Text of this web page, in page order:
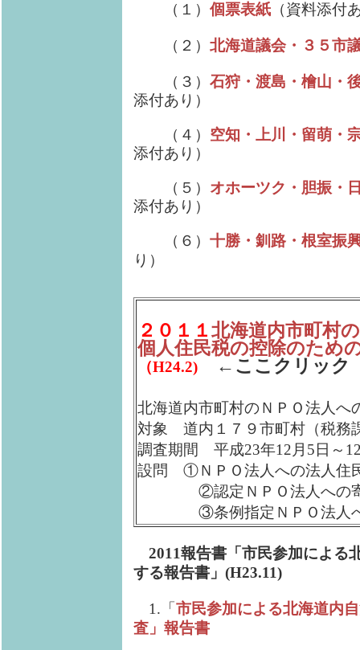
（１） 個票表紙 （資料添付
（２） 北海道議会・３５市
（３） 石狩・渡島・檜山・
添付あり）
（４） 空知・上川・留萌・
添付あり）
（５） オホーツク・胆振・
添付あり）
（６） 十勝・釧路・根室振
り）
２０１１ 北海道内市町村
個人住民税の控除のため
（H24.2) ←ここクリック
北海道内市町村のＮＰＯ法人へ
対象 道内１７９市町村（税務
調査期間 平成23年12月5日～
設問 ①ＮＰＯ法人への法人住
②認定ＮＰＯ法人への寄
③条例指定ＮＰＯ法人への
2011報告書「市民参加による
する報告書」(H23.11)
1.「市民参加による北海道内
査」報告書